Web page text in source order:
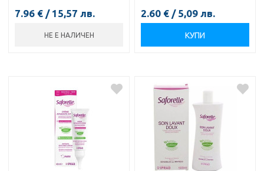
7.96 € / 15,57 лв.
НЕ Е НАЛИЧЕН
2.60 € / 5,09 лв.
КУПИ